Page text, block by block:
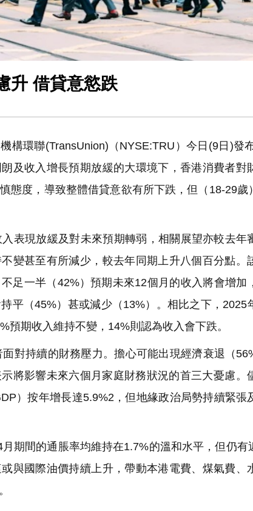
升 借貸意慾跌
構環聯(TransUnion)（NYSE:TRU）今日(9日)發
及收入增長預期放緩的大環境下，香港消費者對
態度，導致整體借貸意欲有所下跌，但（18-29歲
表現放緩及對未來預期轉弱，相關展望亦較去年
變甚至有所減少，較去年同期上升八個百分點。
足一半（42%）預期未來12個月的收入將會增加
平（45%）甚或減少（13%）。相比之下，2025
預期收入維持不變，14%則認為收入會下跌。
對持續的財務壓力。擔心可能出現經濟衰退（
將影響未來六個月家庭財務狀況的首三大憂慮。
）按年增長達5.9%2，但地緣政治局勢持續緊張
期間的通脹率均維持在1.7%的溫和水平，但仍有
與國際油價持續上升，帶動本港電費、煤氣費、